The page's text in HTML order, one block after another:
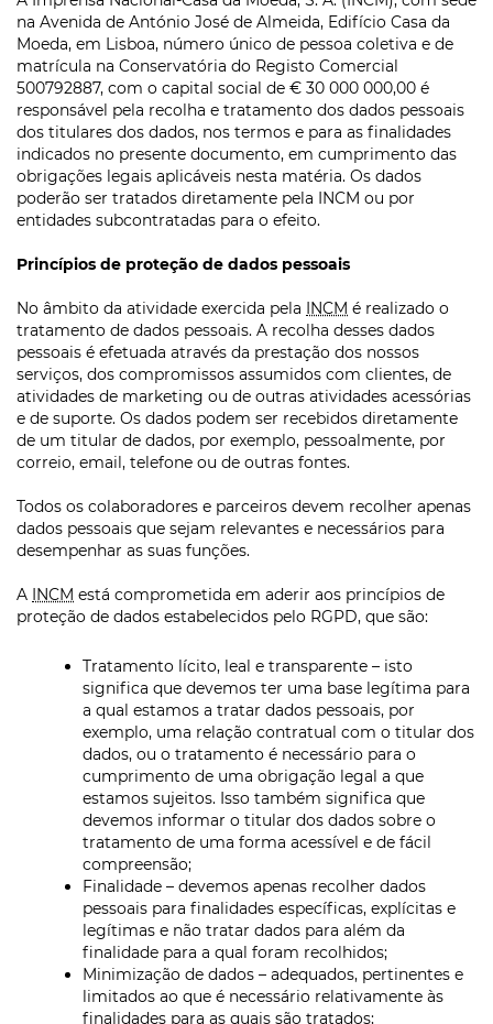
na Avenida de António José de Almeida, Edifício Casa da
Moeda, em Lisboa, número único de pessoa coletiva e de
matrícula na Conservatória do Registo Comercial
500792887, com o capital social de € 30 000 000,00 é
responsável pela recolha e tratamento dos dados pessoais
dos titulares dos dados, nos termos e para as finalidades
indicados no presente documento, em cumprimento das
obrigações legais aplicáveis nesta matéria. Os dados
poderão ser tratados diretamente pela INCM ou por
entidades subcontratadas para o efeito.
Princípios de proteção de dados pessoais
No âmbito da atividade exercida pela INCM é realizado o
tratamento de dados pessoais. A recolha desses dados
pessoais é efetuada através da prestação dos nossos
serviços, dos compromissos assumidos com clientes, de
atividades de marketing ou de outras atividades acessórias
e de suporte. Os dados podem ser recebidos diretamente
de um titular de dados, por exemplo, pessoalmente, por
correio, email, telefone ou de outras fontes.
Todos os colaboradores e parceiros devem recolher apenas
dados pessoais que sejam relevantes e necessários para
desempenhar as suas funções.
A INCM está comprometida em aderir aos princípios de
proteção de dados estabelecidos pelo RGPD, que são:
Tratamento lícito, leal e transparente – isto
significa que devemos ter uma base legítima para
a qual estamos a tratar dados pessoais, por
exemplo, uma relação contratual com o titular dos
dados, ou o tratamento é necessário para o
cumprimento de uma obrigação legal a que
estamos sujeitos. Isso também significa que
devemos informar o titular dos dados sobre o
tratamento de uma forma acessível e de fácil
compreensão;
Finalidade – devemos apenas recolher dados
pessoais para finalidades específicas, explícitas e
legítimas e não tratar dados para além da
finalidade para a qual foram recolhidos;
Minimização de dados – adequados, pertinentes e
limitados ao que é necessário relativamente às
finalidades para as quais são tratados;